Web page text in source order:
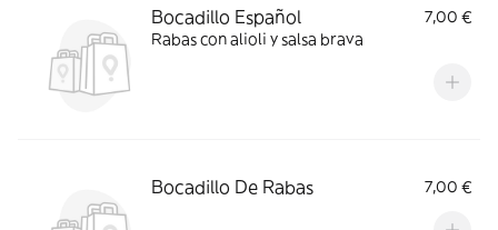
Bocadillo Español
7,00 €
Rabas con alioli y salsa brava
Bocadillo De Rabas 7,00 €